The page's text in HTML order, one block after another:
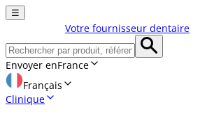
☰
Votre fournisseur dentaire
Envoyer enFrance
Français
Clinique